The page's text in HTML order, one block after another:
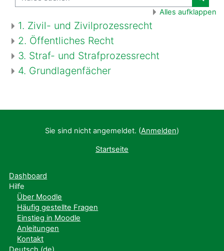
Kurse
Alles aufklappen
1. Zivil- und Zivilprozessrecht
2. Öffentliches Recht
3. Straf- und Strafprozessrecht
4. Grundlagenfächer
Sie sind nicht angemeldet. (Anmelden)
Startseite
Dashboard
Hilfe
Über Moodle
Häufig gestellte Fragen
Einstieg in Moodle
Anleitungen
Kontakt